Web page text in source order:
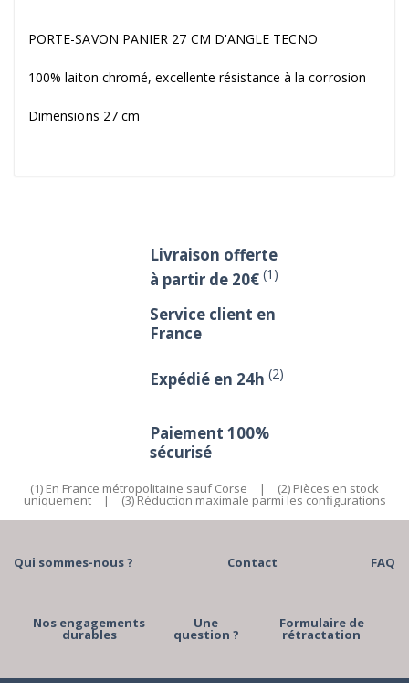
PORTE-SAVON PANIER 27 CM D'ANGLE TECNO
100% laiton chromé, excellente résistance à la corrosion
Dimensions 27 cm
Livraison offerte
à partir de 20€ (1)
Service client en
France
Expédié en 24h (2)
Paiement 100%
sécurisé
(1) En France métropolitaine sauf Corse | (2) Pièces en stock
uniquement | (3) Réduction maximale parmi les configurations
Qui sommes-nous ? Contact FAQ
Nos engagements
durables
Une
question ?
Formulaire de
rétractation